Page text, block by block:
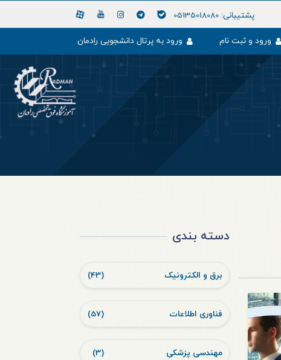
پشتیبانی:
ورود و ثبت نام ورود به پرتال دانشجویی رادمان
دسته بندی
برق و الکترونیک (43)
فناوری اطلاعات (57)
مهندسی پزشکی (3)